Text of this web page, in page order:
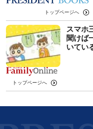
トップページへ
スマホ
聞けば
いてい
トップページへ